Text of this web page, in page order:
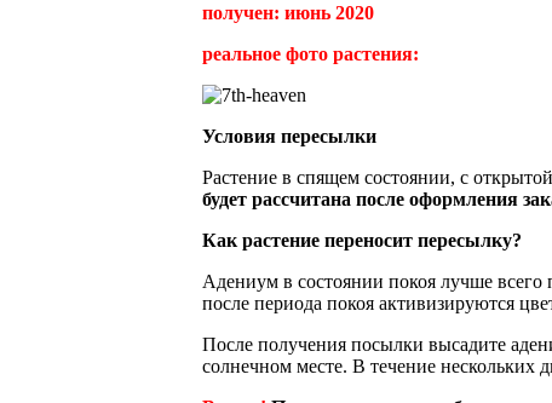
получен: июнь 2020
реальное фото растения:
Условия пересылки
Растение в спящем состоянии, с
будет рассчитана после оформления
Как растение переносит пересылку?
Адениум в состоянии покоя лучше всего
после периода покоя активизируются
После получения посылки высадите
солнечном месте. В течение нескольких